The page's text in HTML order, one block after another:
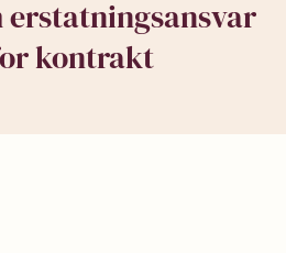
kontrakt
Menneskene
Om